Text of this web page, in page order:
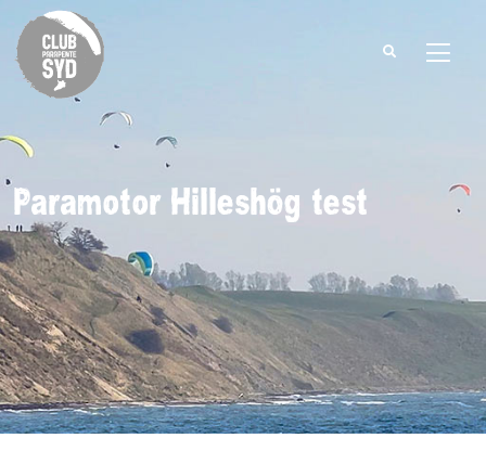
Paramotor Hilleshög test